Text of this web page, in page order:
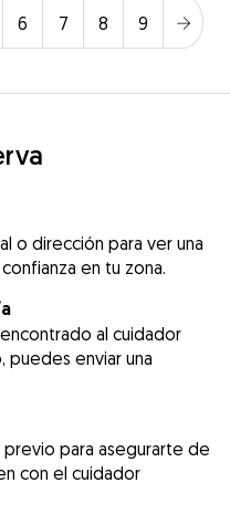
6 7 8 9
o dirección para ver una
en tu zona.
al cuidador
enviar una
para asegurarte de
con el cuidador